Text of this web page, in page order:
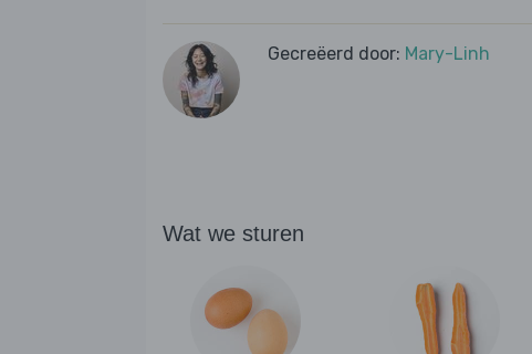
Gecreëerd door: Mary-Linh
Wat we sturen